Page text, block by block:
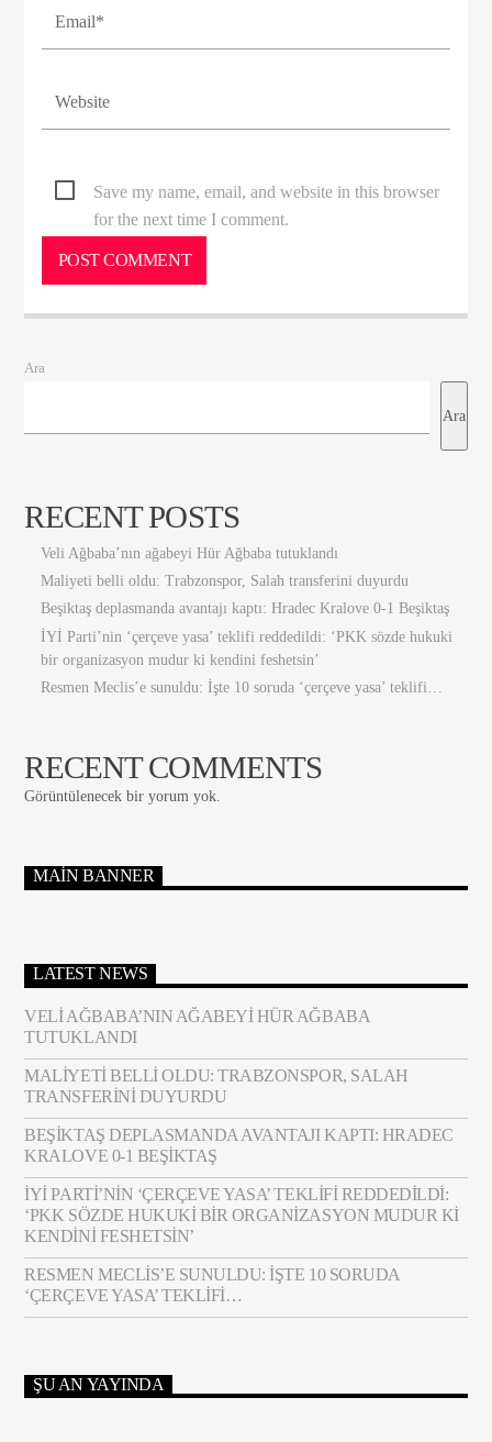
Save my name, email, and website in this browser
for the next time I comment.
Ara
Ara
RECENT POSTS
Veli Ağbaba’nın ağabeyi Hür Ağbaba tutuklandı
Maliyeti belli oldu: Trabzonspor, Salah transferini duyurdu
Beşiktaş deplasmanda avantajı kaptı: Hradec Kralove 0-1 Beşiktaş
İYİ Parti’nin ‘çerçeve yasa’ teklifi reddedildi: ‘PKK sözde hukuki
bir organizasyon mudur ki kendini feshetsin’
Resmen Meclis’e sunuldu: İşte 10 soruda ‘çerçeve yasa’ teklifi…
RECENT COMMENTS
Görüntülenecek bir yorum yok.
MAIN BANNER
LATEST NEWS
VELI AĞBABA’NIN AĞABEYI HÜR AĞBABA
TUTUKLANDI
MALIYETI BELLI OLDU: TRABZONSPOR, SALAH
TRANSFERINI DUYURDU
BEŞIKTAŞ DEPLASMANDA AVANTAJI KAPTI: HRADEC
KRALOVE 0-1 BEŞIKTAŞ
İYİ PARTI’NIN ‘ÇERÇEVE YASA’ TEKLIFI REDDEDILDI:
‘PKK SÖZDE HUKUKI BIR ORGANIZASYON MUDUR KI
KENDINI FESHETSIN’
RESMEN MECLIS’E SUNULDU: İŞTE 10 SORUDA
‘ÇERÇEVE YASA’ TEKLIFI…
ŞU AN YAYINDA